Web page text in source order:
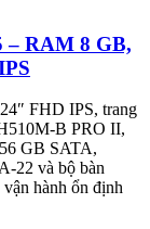
– RAM 8 GB,
FHD IPS, trang
B PRO II,
GB SATA,
22 và bộ bàn
hành ổn định